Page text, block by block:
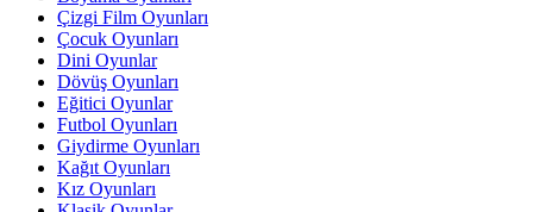
Çizgi Film Oyunları
Çocuk Oyunları
Dini Oyunlar
Dövüş Oyunları
Eğitici Oyunlar
Futbol Oyunları
Giydirme Oyunları
Kağıt Oyunları
Kız Oyunları